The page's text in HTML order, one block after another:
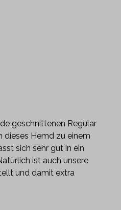
geschnittenen Regular
dieses Hemd zu einem
sich sehr gut in ein
ist auch unsere
und damit extra